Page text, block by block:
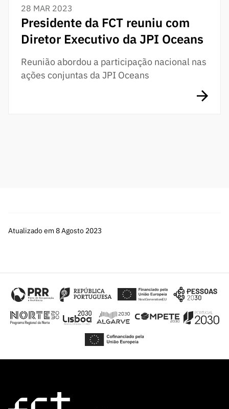
28 MAR 2023
Presidente da FCT reuniu com
Diretor Executivo da JPI Oceans
Reunião abordou a participação nacional nas
ações conjuntas da JPI Oceans
Atualizado em 8 Agosto 2023